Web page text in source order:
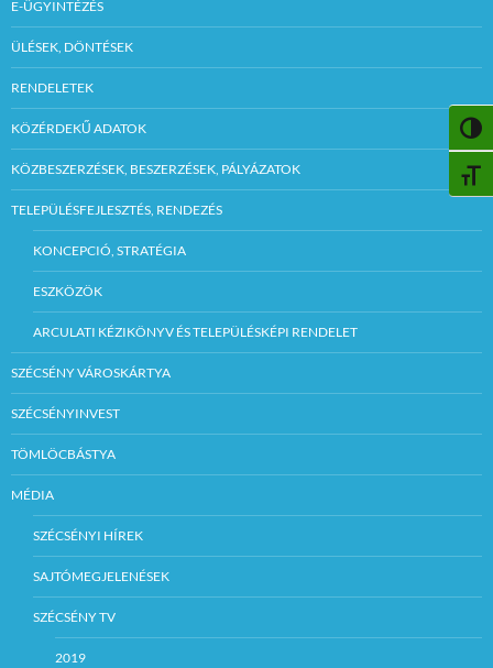
E-ÜGYINTÉZÉS
ÜLÉSEK, DÖNTÉSEK
RENDELETEK
KÖZÉRDEKŰ ADATOK
KÖZBESZERZÉSEK, BESZERZÉSEK, PÁLYÁZATOK
TELEPÜLÉSFEJLESZTÉS, RENDEZÉS
KONCEPCIÓ, STRATÉGIA
ESZKÖZÖK
ARCULATI KÉZIKÖNYV ÉS TELEPÜLÉSKÉPI RENDELET
SZÉCSÉNY VÁROSKÁRTYA
SZÉCSÉNYINVEST
TÖMLÖCBÁSTYA
MÉDIA
SZÉCSÉNYI HÍREK
SAJTÓMEGJELENÉSEK
SZÉCSÉNY TV
2019